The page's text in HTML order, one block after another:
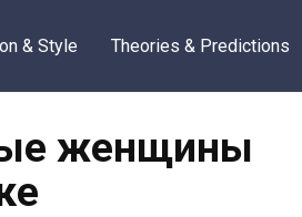
& Style Theories & Predictions
женщины